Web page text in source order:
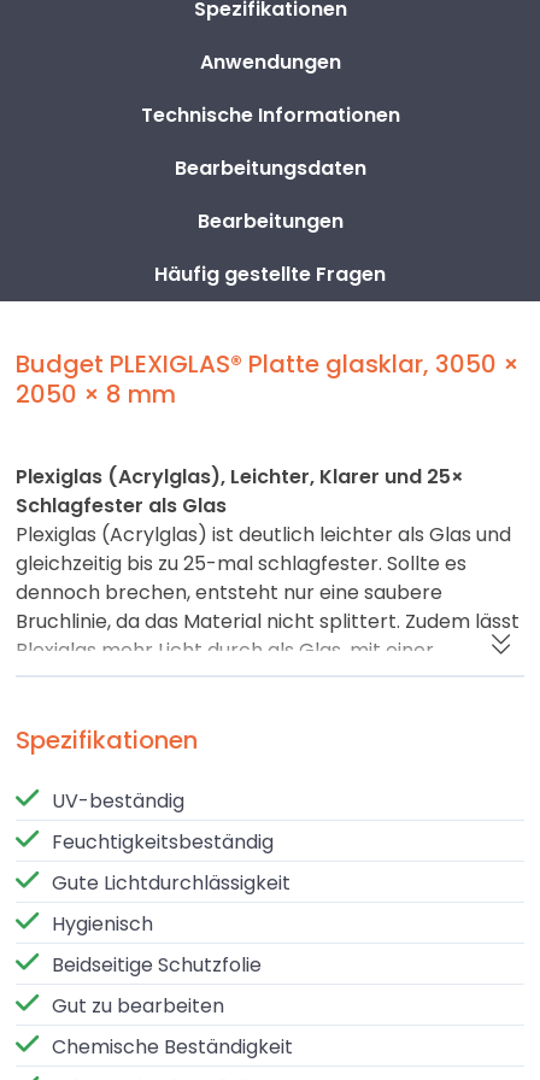
Spezifikationen
Anwendungen
Technische Informationen
Bearbeitungsdaten
Bearbeitungen
Häufig gestellte Fragen
Budget PLEXIGLAS® Platte glasklar, 3050 ×
2050 × 8 mm
Plexiglas (Acrylglas), Leichter, Klarer und 25×
Schlagfester als Glas
Plexiglas (Acrylglas) ist deutlich leichter als Glas und
gleichzeitig bis zu 25-mal schlagfester. Sollte es
dennoch brechen, entsteht nur eine saubere
Bruchlinie, da das Material nicht splittert. Zudem lässt
Plexiglas mehr Licht durch als Glas, mit einer
Lichtdurchlässigkeit von bis zu 90 %, auch bei
Dank seiner hohen Festigkeit und UV- sowie
Witterungsbeständigkeit ist Plexiglas ideal für
Außenanwendungen wie Windschutzsysteme,
Lichtkuppeln, Überdachungen und Verglasungen. Es
bleibt langfristig klar, formstabil und farbecht, selbst
bei starker Sonneneinstrahlung.
Einfache Bearbeitung (GS vs. XT)
Plexiglas lässt sich sehr gut sägen, bohren, fräsen,
verkleben und polieren. Dabei gilt es, den
Spezifikationen
UV-beständig
Feuchtigkeitsbeständig
Gute Lichtdurchlässigkeit
Hygienisch
Beidseitige Schutzfolie
Gut zu bearbeiten
Chemische Beständigkeit